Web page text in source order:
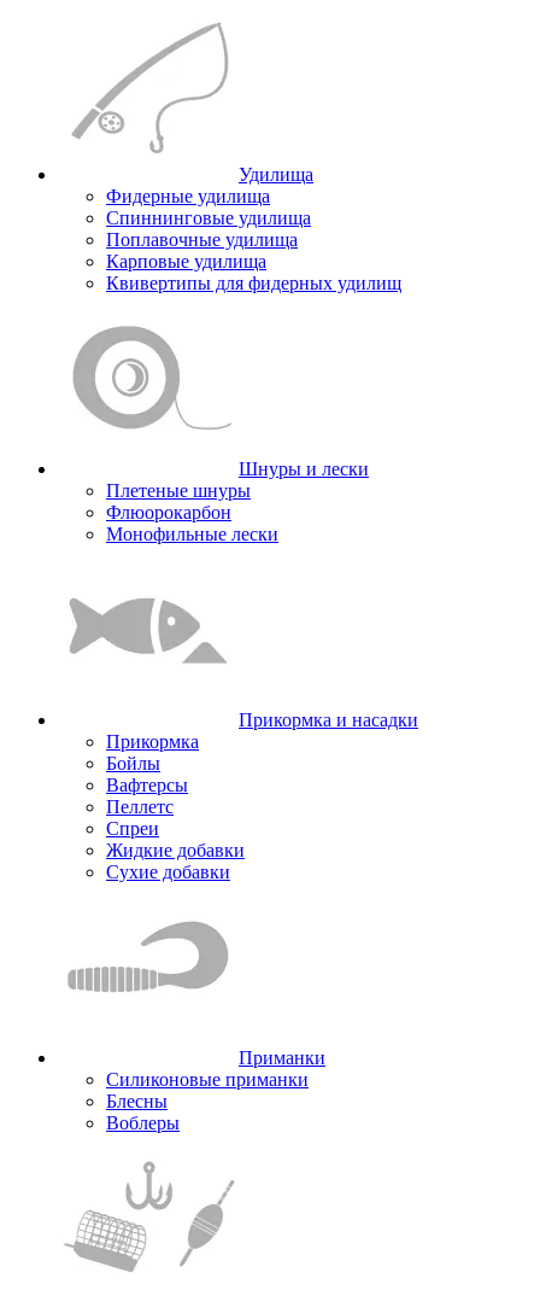
Удилища
Фидерные удилища
Спиннинговые удилища
Поплавочные удилища
Карповые удилища
Квивертипы для фидерных удилищ
Шнуры и лески
Плетеные шнуры
Флюорокарбон
Монофильные лески
Прикормка и насадки
Прикормка
Бойлы
Вафтерсы
Пеллетс
Спреи
Жидкие добавки
Сухие добавки
Приманки
Силиконовые приманки
Блесны
Воблеры